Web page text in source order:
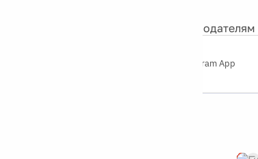
Рекламодателям
Telegram App